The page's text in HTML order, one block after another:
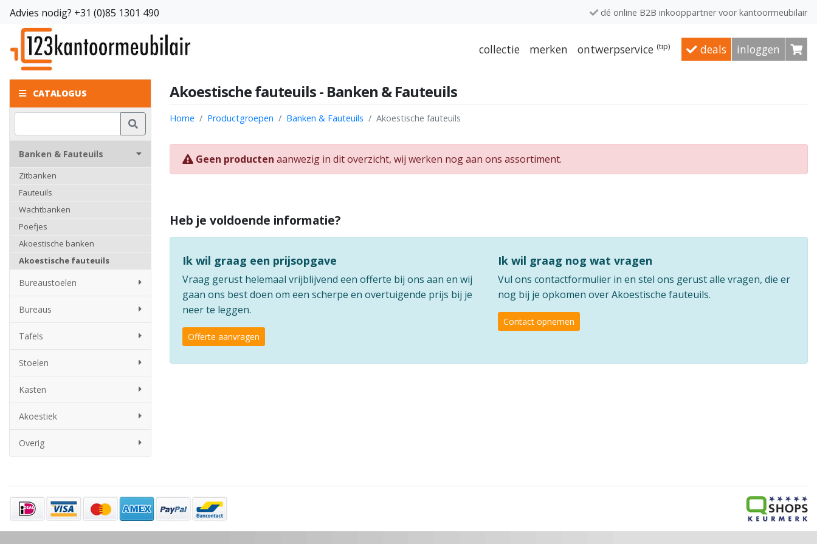
collectie merken ontwerpservice (tip) deals inloggen
Advies nodig? +31 (0)85 1301 490 dé online B2B inkooppartner voor kantoormeubilair
CATALOGUS
Banken & Fauteuils
Zitbanken
Fauteuils
Wachtbanken
Poefjes
Akoestische banken
Akoestische fauteuils
Bureaustoelen
Bureaus
Tafels
Stoelen
Kasten
Akoestiek
Overig
Akoestische fauteuils - Banken & Fauteuils
Home Productgroepen Banken & Fauteuils Akoestische fauteuils
Geen producten aanwezig in dit overzicht, wij werken nog aan ons assortiment.
Heb je voldoende informatie?
Ik wil graag een prijsopgave
Vraag gerust helemaal vrijblijvend een offerte bij ons aan en wij
gaan ons best doen om een scherpe en overtuigende prijs bij je
neer te leggen.
Offerte aanvragen
Ik wil graag nog wat vragen
Vul ons contactformulier in en stel ons gerust alle vragen, die er
nog bij je opkomen over Akoestische fauteuils.
Contact opnemen